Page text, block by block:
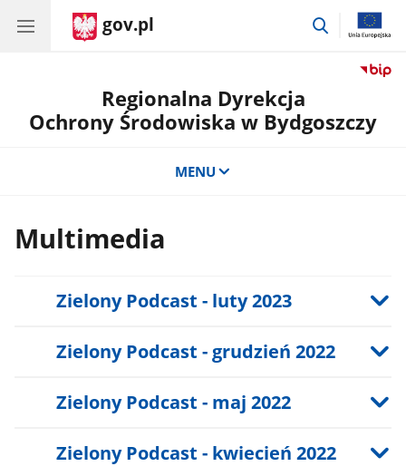
gov.pl
przejdź
Regionalna Dyrekcja
Ochrony Środowiska w Bydgoszczy
MENU
Multimedia
Zielony Podcast - luty 2023
Zielony Podcast - grudzień 2022
Zielony Podcast - maj 2022
Zielony Podcast - kwiecień 2022